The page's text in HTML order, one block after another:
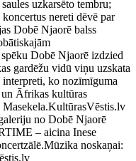
uzkarsēto tembru;
nereti dēvē par
Dobē Njaorē balss
Dobē Njaorē izdzied
gardēžu vidū viņu uzskata
ko nozīmīguma
un Āfrikas kultūras
no Dobē Njaorē
– aicina Inese
noskaņai: